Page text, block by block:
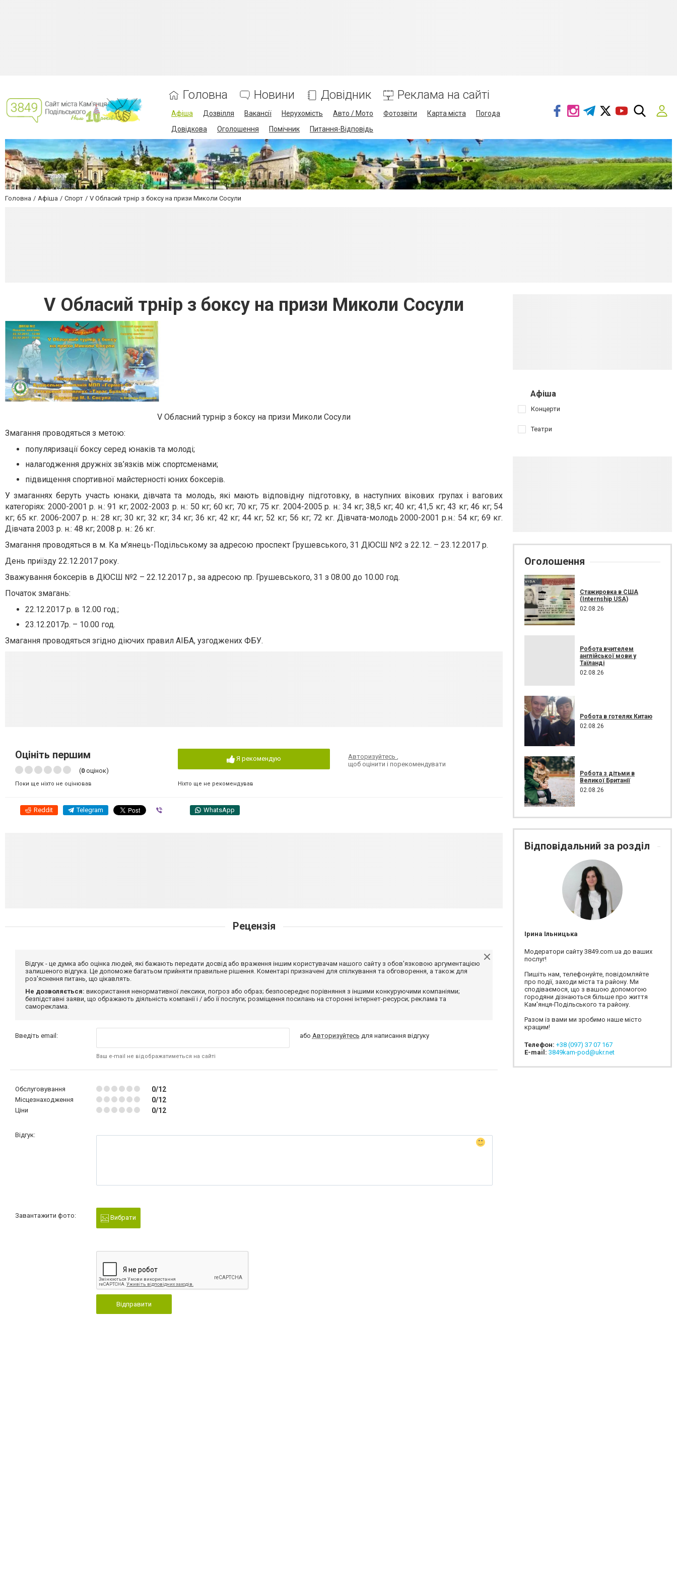
Головна Новини Довідник Реклама на сайті
Афіша Дозвілля Вакансії Нерухомість Авто / Мото Фотозвіти Карта міста
Погода
Довідкова
Оголошення Помічник Питання-Відповідь
Головна Афіша Спорт V Обласий трнір з боксу на призи Миколи Сосули
V Обласий трнір з боксу на призи Миколи Сосули
V Обласний турнір з боксу на призи Миколи Сосули
Змагання проводяться з метою:
популяризації боксу серед юнаків та молоді;
налагодження дружніх зв’язків між спортсменами;
підвищення спортивної майстерності юних боксерів.
У змаганнях беруть участь юнаки, дівчата та молодь, які мають відповідну підготовку, в наступних вікових групах і вагових
категоріях: 2000-2001 р. н.: 91 кг; 2002-2003 р. н.: 50 кг; 60 кг; 70 кг; 75 кг. 2004-2005 р. н.: 34 кг; 38,5 кг; 40 кг; 41,5 кг; 43 кг; 46 кг; 54
кг; 65 кг. 2006-2007 р. н.: 28 кг; 30 кг; 32 кг; 34 кг; 36 кг; 42 кг; 44 кг; 52 кг; 56 кг; 72 кг. Дівчата-молодь 2000-2001 р.н.: 54 кг; 69 кг.
Дівчата 2003 р. н.: 48 кг; 2008 р. н.: 26 кг.
Змагання проводяться в м. Ка м’янець-Подільському за адресою проспект Грушевського, 31 ДЮСШ №2 з 22.12. – 23.12.2017 р.
День приїзду 22.12.2017 року.
Зважування боксерів в ДЮСШ №2 – 22.12.2017 р., за адресою пр. Грушевського, 31 з 08.00 до 10.00 год.
Початок змагань:
22.12.2017 р. в 12.00 год.;
23.12.2017р. – 10.00 год.
Змагання проводяться згідно діючих правил АІБА, узгоджених ФБУ.
Оцініть першим
(0 оцінок)
Поки ще ніхто не оцінював
Я рекомендую
Ніхто ще не рекомендував
Авторизуйтесь
щоб оцінити і порекомендувати
Reddit Telegram WhatsApp
Рецензія
Відгук - це думка або оцінка людей, які бажають передати досвід або враження іншим користувачам нашого сайту з обов'язковою аргументацією
залишеного відгука. Це допоможе багатьом прийняти правильне рішення. Коментарі призначені для спілкування та обговорення, а також для
роз'яснення питань, що цікавлять.
Не дозволяється: використання ненормативної лексики, погроз або образ; безпосереднє порівняння з іншими конкуруючими компаніями;
безпідставні заяви, що ображають діяльність компанії і / або її послуги; розміщення посилань на сторонні інтернет-ресурси; реклама та
самореклама.
Введіть email:
Ваш e-mail не відображатиметься на сайті
або Авторизуйтесь для написання відгуку
Обслуговування 0/12
Місцезнаходження 0/12
Ціни 0/12
Відгук:
Завантажити фото: Вибрати
Відправити
Афіша
Концерти
Театри
Оголошення
Стажировка в США
(Internship USA)
02.08.26
Робота вчителем
англійської мови у
Таїланді
02.08.26
Робота в готелях Китаю
02.08.26
Робота з дітьми в
Великої Британії
02.08.26
Відповідальний за розділ
Ірина Ільницька
Модератори сайту 3849.com.ua до ваших
послуг!
Пишіть нам, телефонуйте, повідомляйте
про події, заходи міста та району. Ми
сподіваємося, що з вашою допомогою
городяни дізнаються більше про життя
Кам'янця-Подільського та району.
Разом із вами ми зробимо наше місто
кращим!
Телефон: +38 (097) 37 07 167
E-mail: 3849kam-pod@ukr.net